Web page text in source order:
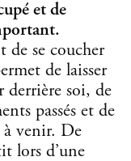
etde
de se coucher
de laisser
derrière soi, de
passés et de
venir. De
lors d’une